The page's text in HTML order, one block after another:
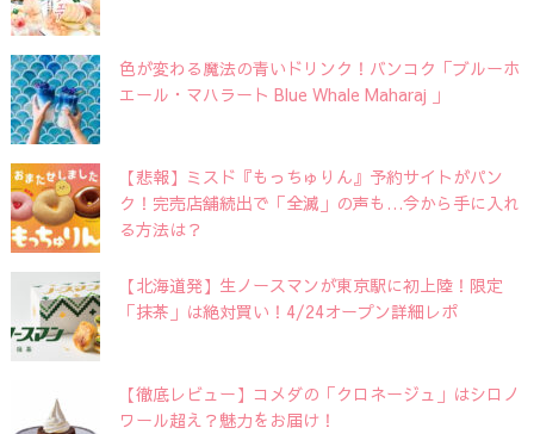
色が変わる魔法の青いドリンク！バンコク「ブルーホ
エール・マハラート Blue Whale Maharaj 」
【悲報】ミスド『もっちゅりん』予約サイトがパン
ク！完売店舗続出で「全滅」の声も…今から手に入れ
る方法は？
【北海道発】生ノースマンが東京駅に初上陸！限定
「抹茶」は絶対買い！4/24オープン詳細レポ
【徹底レビュー】コメダの「クロネージュ」はシロノ
ワール超え？魅力をお届け！